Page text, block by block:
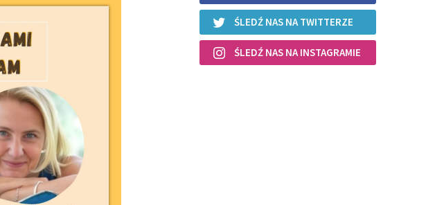
ŚLEDŹ NAS NA TWITTERZE
ŚLEDŹ NAS NA INSTAGRAMIE